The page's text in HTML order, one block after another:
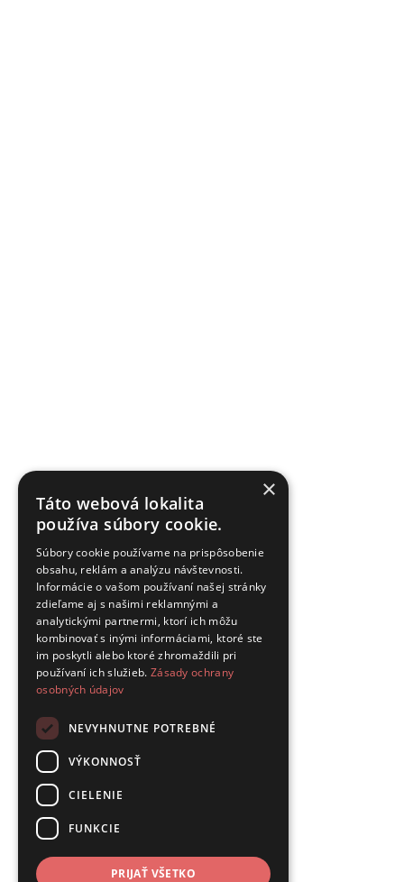
×
Táto webová lokalita
používa súbory cookie.
Súbory cookie používame na prispôsobenie
obsahu, reklám a analýzu návštevnosti.
Informácie o vašom používaní našej stránky
zdieľame aj s našimi reklamnými a
analytickými partnermi, ktorí ich môžu
kombinovať s inými informáciami, ktoré ste
im poskytli alebo ktoré zhromaždili pri
používaní ich služieb. Zásady ochrany
osobných údajov
NEVYHNUTNE POTREBNÉ
VÝKONNOSŤ
CIELENIE
FUNKCIE
PRIJAŤ VŠETKO